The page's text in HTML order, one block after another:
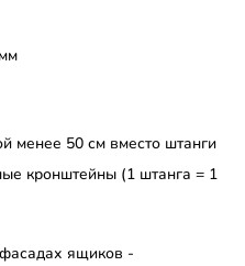
менее 50 см вместо штанги
кронштейны (1 штанга = 1
ящиков -